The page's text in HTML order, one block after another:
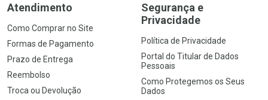
Atendimento
Como Comprar no Site
Formas de Pagamento
Prazo de Entrega
Reembolso
Troca ou Devolução
Segurança e
Privacidade
Política de Privacidade
Portal do Titular de Dados
Pessoais
Como Protegemos os Seus
Dados